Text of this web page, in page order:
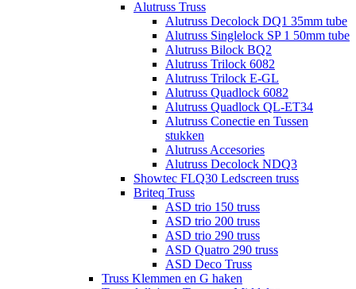
Alutruss Truss
Alutruss Decolock DQ1 35mm tube
Alutruss Singlelock SP 1 50mm tube
Alutruss Bilock BQ2
Alutruss Trilock 6082
Alutruss Trilock E-GL
Alutruss Quadlock 6082
Alutruss Quadlock QL-ET34
Alutruss Conectie en Tussen
stukken
Alutruss Accesories
Alutruss Decolock NDQ3
Showtec FLQ30 Ledscreen truss
Briteq Truss
ASD trio 150 truss
ASD trio 200 truss
ASD trio 290 truss
ASD Quatro 290 truss
ASD Deco Truss
Truss Klemmen en G haken